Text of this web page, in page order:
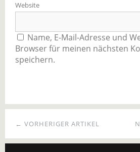
Website
Name, E-Mail-Adresse und
Browser für meinen nächsten
speichern.
← VORHERIGER ARTIKEL